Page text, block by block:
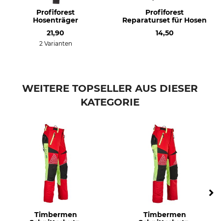
Nicht trockenreinigen
Herstellung
Made in Slovakia
Farbe
Profiforest
Hosenträger
21,90
2 Varianten
Profiforest
Reparaturset für Hosen
14,50
WEITERE TOPSELLER AUS DIESER
KATEGORIE
Timbermen
Timbermen